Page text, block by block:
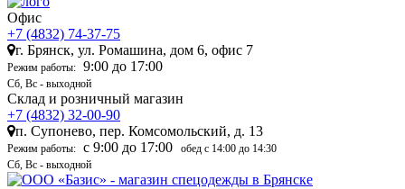
Офис
+7 (4832) 74-37-75
г. Брянск, ул. Ромашина, дом 6, офис 7
Режим работы: 9:00 до 17:00
Сб, Вс - выходной
Склад и розничный магазин
+7 (4832) 32-00-90
п. Супонево, пер. Комсомольский, д. 13
Режим работы: с 9:00 до 17:00
обед с 14:00 до 14:30
Сб, Вс - выходной